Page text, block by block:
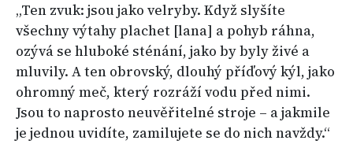
„Ten zvuk: jsou jako velryby. Když slyšíte
všechny výtahy plachet [lana] a pohyb ráhna,
ozývá se hluboké sténání, jako by byly živé a
mluvily. A ten obrovský, dlouhý příďový kýl, jako
ohromný meč, který rozráží vodu před nimi.
Jsou to naprosto neuvěřitelné stroje – a jakmile
je jednou uvidíte, zamilujete se do nich navždy.“